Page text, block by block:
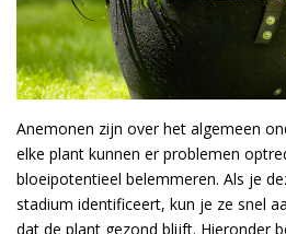
Anemonen zijn over het algemeen
elke plant kunnen er problemen
bloeipotentieel belemmeren. Als je
stadium identificeert, kun je ze snel
dat de plant gezond blijft. Hieronder